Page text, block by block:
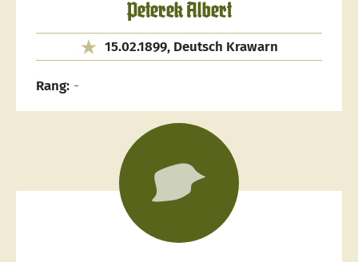
Peterek Albert
15.02.1899, Deutsch Krawarn
Rang: -